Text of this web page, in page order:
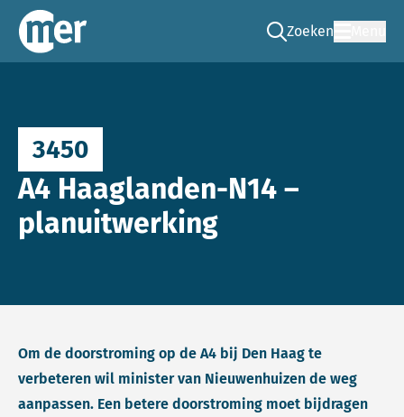
Commissie mer
Zoeken
Ga naar de zoek
3450
A4 Haaglanden-N14 –
planuitwerking
Om de doorstroming op de A4 bij Den Haag te
verbeteren wil minister van Nieuwenhuizen de weg
aanpassen. Een betere doorstroming moet bijdragen